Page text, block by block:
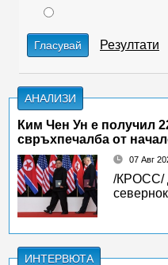
Гласувай Резултати
АНАЛИЗИ
Ким Чен Ун е получил
свръхпечалба от
07 Авг
/КРОСС/
ИНТЕРВЮТА